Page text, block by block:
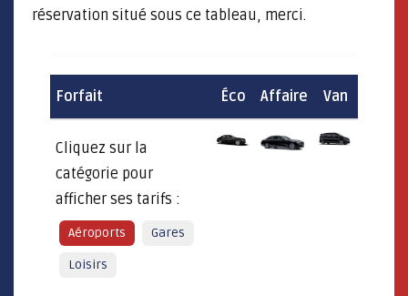
réservation situé sous ce tableau, merci.
Forfait Éco Affaire Van
Cliquez sur la
catégorie pour
afficher ses tarifs :
Aéroports Gares
Loisirs